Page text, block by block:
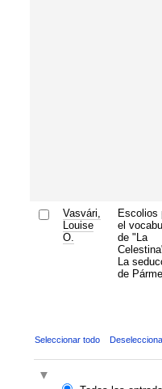
Vasvári,
Louise
O.
Escolios
el
de "La
La
de
Seleccionar todo